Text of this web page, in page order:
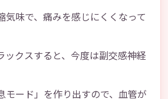
気味で、痛みを感じにくくなって
ックスすると、今度は副交感神経
モード」を作り出すので、血管が